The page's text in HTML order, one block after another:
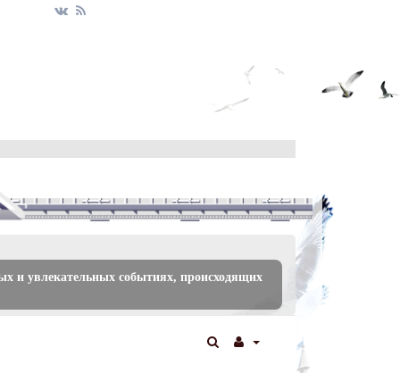
и увлекательных событиях, происходящих